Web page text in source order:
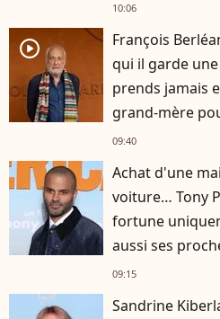
10:06
player2
François
qui il garde une
prends jamais
grand-mère
09:40
Achat d'une
voiture… Tony
fortune
aussi ses
09:15
Sandrine